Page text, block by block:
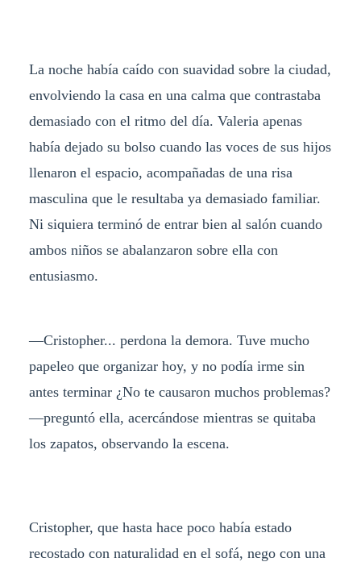
La noche había caído con suavidad sobre la ciudad,
envolviendo la casa en una calma que contrastaba
demasiado con el ritmo del día. Valeria apenas
había dejado su bolso cuando las voces de sus hijos
llenaron el espacio, acompañadas de una risa
masculina que le resultaba ya demasiado familiar.
Ni siquiera terminó de entrar bien al salón cuando
ambos niños se abalanzaron sobre ella con
entusiasmo.
—Cristopher... perdona la demora. Tuve mucho
papeleo que organizar hoy, y no podía irme sin
antes terminar ¿No te causaron muchos problemas?
—preguntó ella, acercándose mientras se quitaba
los zapatos, observando la escena.
Cristopher, que hasta hace poco había estado
recostado con naturalidad en el sofá, nego con una